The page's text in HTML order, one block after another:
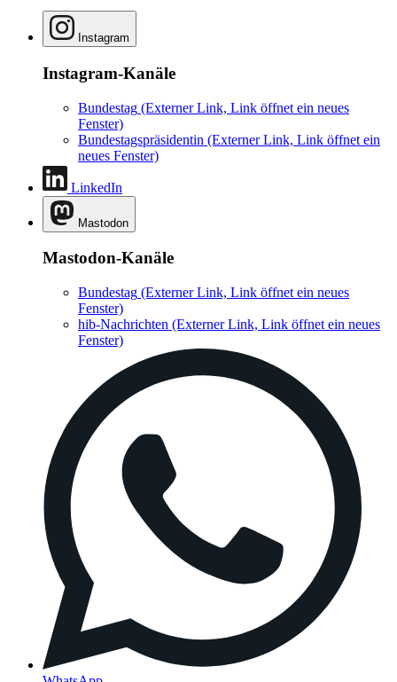
Instagram
Instagram-Kanäle
Bundestag (Externer Link, Link öffnet ein neues
Fenster)
Bundestagspräsidentin (Externer Link, Link öffnet ein
neues Fenster)
LinkedIn
Mastodon
Mastodon-Kanäle
Bundestag (Externer Link, Link öffnet ein neues
Fenster)
hib-Nachrichten (Externer Link, Link öffnet ein neues
Fenster)